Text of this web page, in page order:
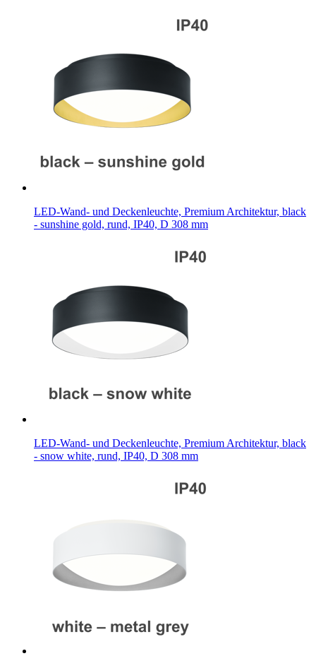
LED-Wand- und Deckenleuchte, Premium Architektur, black
- sunshine gold, rund, IP40, D 308 mm
LED-Wand- und Deckenleuchte, Premium Architektur, black
- snow white, rund, IP40, D 308 mm